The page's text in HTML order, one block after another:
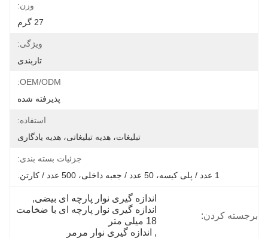
وزن:
27 گرم
ویژگی:
تاربندی
OEM/ODM:
پذیرفته شده
استفاده:
تبلیغات، هدیه تبلیغاتی، هدیه یادگاری
جزئیات بسته بندی:
برجسته کردن:
اندازه گیری نوار پارچه ای بیضی ,
اندازه گیری نوار پارچه ای با ضخامت
18 میلی متر
, اندازه گیری نوار مرمر